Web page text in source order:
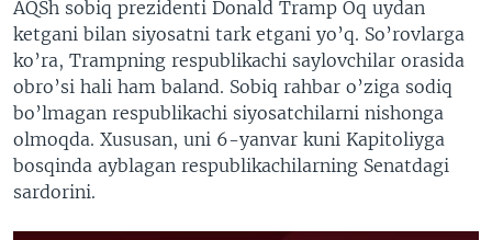
SOUNDCLOUD
VOA
AQSh sobiq prezidenti Donald Tramp Oq uydan
ketgani bilan siyosatni tark etgani yo’q. So’rovlarga
ko’ra, Trampning respublikachi saylovchilar orasida
obro’si hali ham baland. Sobiq rahbar o’ziga sodiq
bo’lmagan respublikachi siyosatchilarni nishonga
olmoqda. Xususan, uni 6-yanvar kuni Kapitoliyga
bosqinda ayblagan respublikachilarning Senatdagi
sardorini.